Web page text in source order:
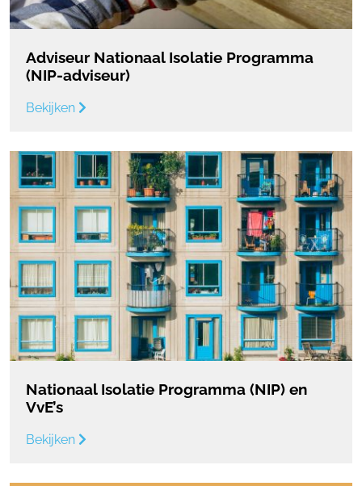
Adviseur Nationaal Isolatie Programma
(NIP-adviseur)
Bekijken
Nationaal Isolatie Programma (NIP) en
VvE’s
Bekijken